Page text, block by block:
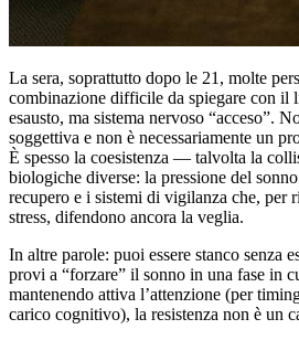
La sera, soprattutto dopo le 21, molte
combinazione difficile da spiegare con il
esausto, ma sistema nervoso “acceso”.
soggettiva e non è necessariamente un
È spesso la coesistenza — talvolta la
biologiche diverse: la pressione del
recupero e i sistemi di vigilanza che, per
stress, difendono ancora la veglia.
In altre parole: puoi essere stanco senza
provi a “forzare” il sonno in una fase in
mantenendo attiva l’attenzione (per
carico cognitivo), la resistenza non è un